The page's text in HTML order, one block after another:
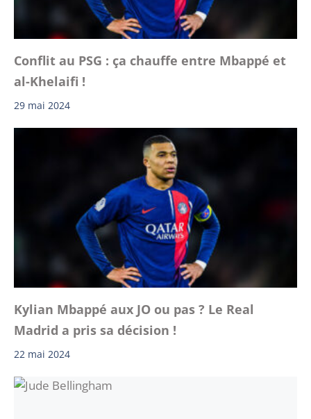
Conflit au PSG : ça chauffe entre Mbappé et
al-Khelaifi !
29 mai 2024
Kylian Mbappé aux JO ou pas ? Le Real
Madrid a pris sa décision !
22 mai 2024